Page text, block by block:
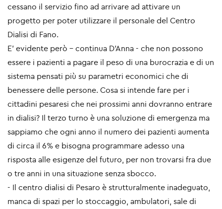
cessano il servizio fino ad arrivare ad attivare un
progetto per poter utilizzare il personale del Centro
Dialisi di Fano.
E’ evidente però - continua D'Anna - che non possono
essere i pazienti a pagare il peso di una burocrazia e di un
sistema pensati più su parametri economici che di
benessere delle persone. Cosa si intende fare per i
cittadini pesaresi che nei prossimi anni dovranno entrare
in dialisi? Il terzo turno è una soluzione di emergenza ma
sappiamo che ogni anno il numero dei pazienti aumenta
di circa il 6% e bisogna programmare adesso una
risposta alle esigenze del futuro, per non trovarsi fra due
o tre anni in una situazione senza sbocco.
- Il centro dialisi di Pesaro è strutturalmente inadeguato,
manca di spazi per lo stoccaggio, ambulatori, sale di